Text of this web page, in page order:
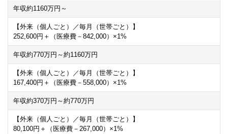
年収約1160万円～
【外来（個人ごと）／毎月（世帯ごと）】
252,600円＋（医療費－ 842,000）×1 %
年収約770万円～約1160万円
【外来（個人ごと）／毎月（世帯ごと）】
167,400円＋（医療費－ 558,000）×1 %
年収約370万円～約770万円
【外来（個人ごと）／毎月（世帯ごと）】
80,100円＋（医療費－ 267,000）×1 %